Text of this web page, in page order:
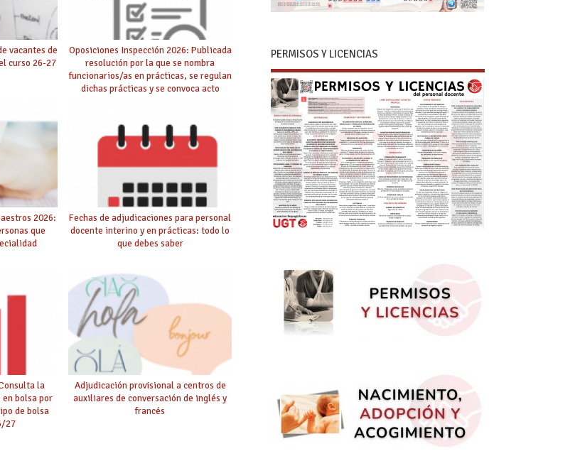
vacantes de
curso 26-27
Oposiciones Inspección 2026: Publicada
resolución por la que se nombra
funcionarios/as en prácticas, se regulan
dichas prácticas y se convoca acto
2026:
que
Fechas de adjudicaciones para personal
docente interino y en prácticas: todo lo
que debes saber
la
bolsa por
de bolsa
27
Adjudicación provisional a centros de
auxiliares de conversación de inglés y
francés
PERMISOS Y LICENCIAS